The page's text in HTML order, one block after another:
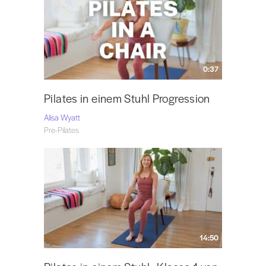
0:37
Pilates in einem Stuhl Progression
Alisa Wyatt
Pre-Pilates
14:50